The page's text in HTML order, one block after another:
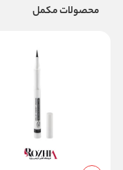
محصولات مکمل